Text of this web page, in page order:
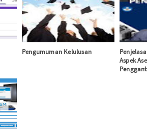
Pengumuman Kelulusan
Aspek